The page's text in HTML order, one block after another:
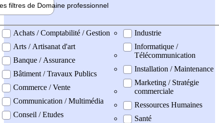
filtres de Domaine professionnel
professionel
Achats / Comptabilité / Gestion
Arts / Artisanat d'art
Banque / Assurance
Bâtiment / Travaux Publics
Commerce / Vente
Communication / Multimédia
Conseil / Etudes
Industrie
Informatique /
Télécommunication
Installation / Maintenance
Marketing / Stratégie
commerciale
Ressources Humaines
Santé